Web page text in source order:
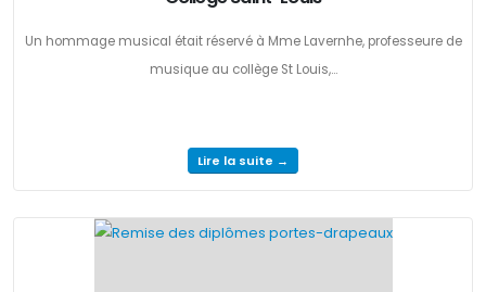
Un hommage musical était réservé à Mme Lavernhe, professeure de
musique au collège St Louis,...
Lire la suite →